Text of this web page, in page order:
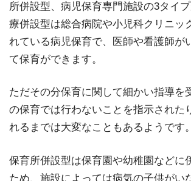
所併設型、病児保育専門施設の3タイ
療併設型は総合病院や小児科クリニッ
れている病児保育で、医師や看護師が
て保育ができます。
ただその分保育に関して細かい指導を
の保育では行わないことを指示された
れるまでは大変なこともあるようです。
保育所併設型は保育園や幼稚園などに
ため、施設によっては病気の子供がい